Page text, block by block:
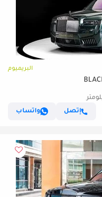
البريميوم
إتصل
واتساب